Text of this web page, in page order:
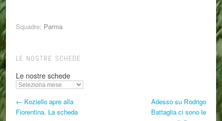
Squadre: Parma
LE NOSTRE SCHEDE
Le nostre schede
← Koziello apre alla
Fiorentina. La scheda
Adesso su Rodrigo
Battaglia ci sono le